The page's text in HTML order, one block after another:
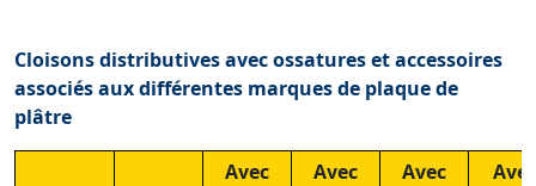
Cloisons distributives avec ossatures et accessoires
associés aux différentes marques de plaque de
plâtre
Avec
Avec
Avec
Avec